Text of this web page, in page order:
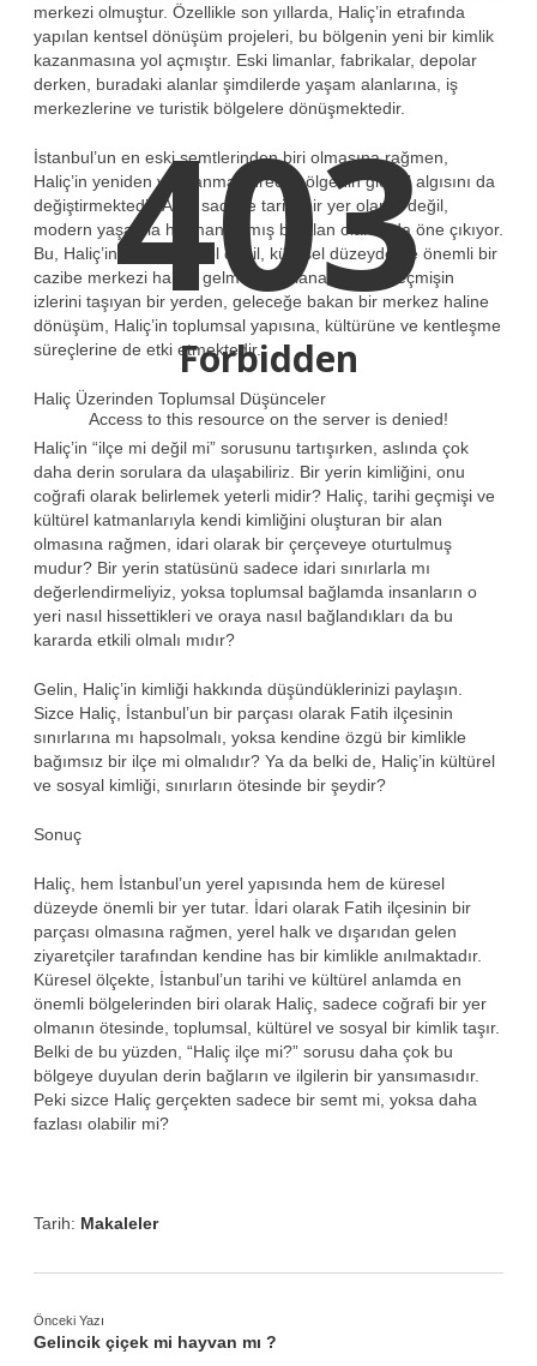
merkezi olmuştur. Özellikle son yıllarda, Haliç’in etrafında
yapılan kentsel dönüşüm projeleri, bu bölgenin yeni bir kimlik
kazanmasına yol açmıştır. Eski limanlar, fabrikalar, depolar
derken, buradaki alanlar şimdilerde yaşam alanlarına, iş
merkezlerine ve turistik bölgelere dönüşmektedir.
İstanbul’un en eski semtlerinden biri olmasına rağmen,
Haliç’in yeniden yapılanma süreci, bölgenin global algısını da
değiştirmektedir. Artık sadece tarihi bir yer olarak değil,
modern yaşamla harmanlanmış bir alan olarak da öne çıkıyor.
Bu, Haliç’in sadece yerel değil, küresel düzeyde de önemli bir
cazibe merkezi haline gelmesine olanak tanır. Geçmişin
izlerini taşıyan bir yerden, geleceğe bakan bir merkez haline
dönüşüm, Haliç’in toplumsal yapısına, kültürüne ve kentleşme
süreçlerine de etki etmektedir.
Haliç Üzerinden Toplumsal Düşünceler
Haliç’in “ilçe mi değil mi” sorusunu tartışırken, aslında çok
daha derin sorulara da ulaşabiliriz. Bir yerin kimliğini, onu
coğrafi olarak belirlemek yeterli midir? Haliç, tarihi geçmişi ve
kültürel katmanlarıyla kendi kimliğini oluşturan bir alan
olmasına rağmen, idari olarak bir çerçeveye oturtulmuş
mudur? Bir yerin statüsünü sadece idari sınırlarla mı
değerlendirmeliyiz, yoksa toplumsal bağlamda insanların o
yeri nasıl hissettikleri ve oraya nasıl bağlandıkları da bu
kararda etkili olmalı mıdır?
Gelin, Haliç’in kimliği hakkında düşündüklerinizi paylaşın.
Sizce Haliç, İstanbul’un bir parçası olarak Fatih ilçesinin
sınırlarına mı hapsolmalı, yoksa kendine özgü bir kimlikle
bağımsız bir ilçe mi olmalıdır? Ya da belki de, Haliç’in kültürel
ve sosyal kimliği, sınırların ötesinde bir şeydir?
Sonuç
Haliç, hem İstanbul’un yerel yapısında hem de küresel
düzeyde önemli bir yer tutar. İdari olarak Fatih ilçesinin bir
parçası olmasına rağmen, yerel halk ve dışarıdan gelen
ziyaretçiler tarafından kendine has bir kimlikle anılmaktadır.
Küresel ölçekte, İstanbul’un tarihi ve kültürel anlamda en
önemli bölgelerinden biri olarak Haliç, sadece coğrafi bir yer
olmanın ötesinde, toplumsal, kültürel ve sosyal bir kimlik taşır.
Belki de bu yüzden, “Haliç ilçe mi?” sorusu daha çok bu
bölgeye duyulan derin bağların ve ilgilerin bir yansımasıdır.
Peki sizce Haliç gerçekten sadece bir semt mi, yoksa daha
fazlası olabilir mi?
Tarih: Makaleler
Önceki Yazı
Gelincik çiçek mi hayvan mı ?
403
Forbidden
Access to this resource on the server is denied!